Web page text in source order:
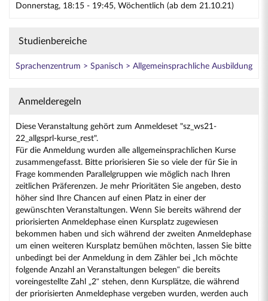
Donnerstag, 18:15 - 19:45, Wöchentlich (ab dem 21.10.21)
Studienbereiche
Sprachenzentrum > Spanisch > Allgemeinsprachliche Ausbildung
Anmelderegeln
Diese Veranstaltung gehört zum Anmeldeset "sz_ws21-
22_allgsprl-kurse_rest".
Für die Anmeldung wurden alle allgemeinsprachlichen Kurse
zusammengefasst. Bitte priorisieren Sie so viele der für Sie in
Frage kommenden Parallelgruppen wie möglich nach Ihren
zeitlichen Präferenzen. Je mehr Prioritäten Sie angeben, desto
höher sind Ihre Chancen auf einen Platz in einer der
gewünschten Veranstaltungen. Wenn Sie bereits während der
priorisierten Anmeldephase einen Kursplatz zugewiesen
bekommen haben und sich während der zweiten Anmeldephase
um einen weiteren Kursplatz bemühen möchten, lassen Sie bitte
unbedingt bei der Anmeldung in dem Zähler bei „Ich möchte
folgende Anzahl an Veranstaltungen belegen“ die bereits
voreingestellte Zahl „2“ stehen, denn Kursplätze, die während
der priorisierten Anmeldephase vergeben wurden, werden auch